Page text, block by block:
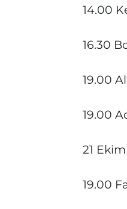
14.00
16.30
19.00
19.00
21
19.00